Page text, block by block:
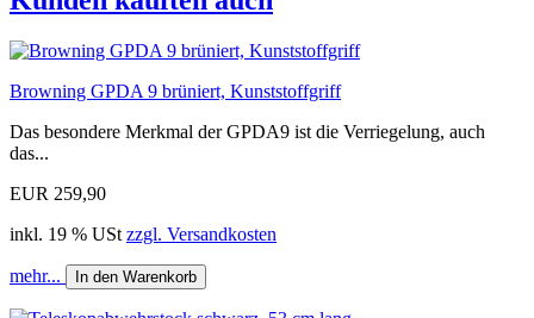
Browning GPDA 9 brüniert, Kunststoffgriff
Das besondere Merkmal der GPDA9 ist die Verriegelung, auch
das...
EUR 259,90
inkl. 19 % USt zzgl. Versandkosten
mehr... In den Warenkorb